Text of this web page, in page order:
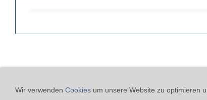
Wir verwenden Cookies um unsere Website zu optimieren